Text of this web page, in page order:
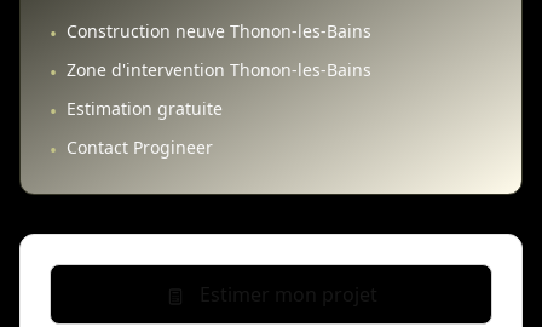
• Construction neuve Thonon-les-Bains
• Zone d'intervention Thonon-les-Bains
• Estimation gratuite
• Contact Progineer